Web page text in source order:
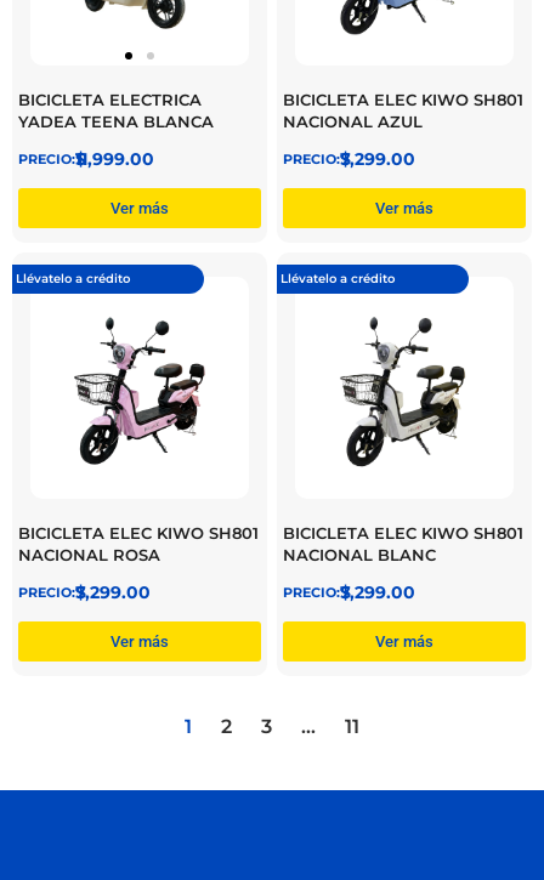
BICICLETA ELECTRICA
YADEA TEENA BLANCA
$
11,999.00
Ver más
BICICLETA ELEC KIWO SH801
NACIONAL AZUL
$
7,299.00
Ver más
Llévatelo a crédito
BICICLETA ELEC KIWO SH801
NACIONAL ROSA
$
7,299.00
Ver más
Llévatelo a crédito
BICICLETA ELEC KIWO SH801
NACIONAL BLANC
$
7,299.00
Ver más
1 2 3 … 11